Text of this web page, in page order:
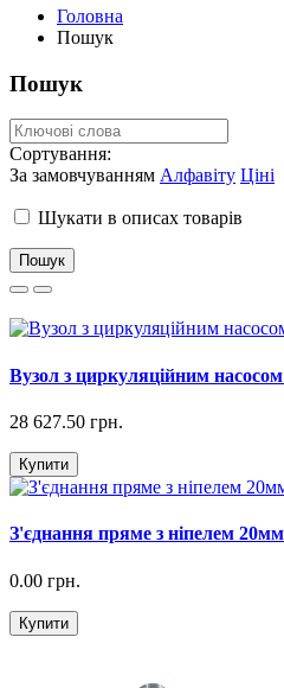
Головна
Пошук
Пошук
Сортування:
За замовчуванням Алфавіту Ціні
Шукати в описах товарів
Вузол з циркуляційним
28 627.50 грн.
Купити
З'єднання пряме з ніпелем
0.00 грн.
Купити